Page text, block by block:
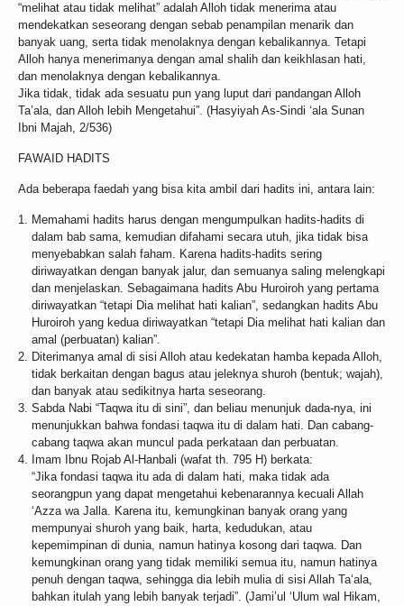
“melihat atau tidak melihat” adalah Alloh tidak menerima atau
mendekatkan seseorang dengan sebab penampilan menarik dan
banyak uang, serta tidak menolaknya dengan kebalikannya. Tetapi
Alloh hanya menerimanya dengan amal shalih dan keikhlasan hati,
dan menolaknya dengan kebalikannya.
Jika tidak, tidak ada sesuatu pun yang luput dari pandangan Alloh
Ta’ala, dan Alloh lebih Mengetahui”. (Hasyiyah As-Sindi ‘ala Sunan
Ibni Majah, 2/536)
FAWAID HADITS
Ada beberapa faedah yang bisa kita ambil dari hadits ini, antara lain:
Memahami hadits harus dengan mengumpulkan hadits-hadits di
dalam bab sama, kemudian difahami secara utuh, jika tidak bisa
menyebabkan salah faham. Karena hadits-hadits sering
diriwayatkan dengan banyak jalur, dan semuanya saling melengkapi
dan menjelaskan. Sebagaimana hadits Abu Huroiroh yang pertama
diriwayatkan “tetapi Dia melihat hati kalian”, sedangkan hadits Abu
Huroiroh yang kedua diriwayatkan “tetapi Dia melihat hati kalian dan
amal (perbuatan) kalian”.
Diterimanya amal di sisi Alloh atau kedekatan hamba kepada Alloh,
tidak berkaitan dengan bagus atau jeleknya shuroh (bentuk; wajah),
dan banyak atau sedikitnya harta seseorang.
Sabda Nabi “Taqwa itu di sini”, dan beliau menunjuk dada-nya, ini
menunjukkan bahwa fondasi taqwa itu di dalam hati. Dan cabang-
cabang taqwa akan muncul pada perkataan dan perbuatan.
Imam Ibnu Rojab Al-Hanbali (wafat th. 795 H) berkata:
“Jika fondasi taqwa itu ada di dalam hati, maka tidak ada
seorangpun yang dapat mengetahui kebenarannya kecuali Allah
‘Azza wa Jalla. Karena itu, kemungkinan banyak orang yang
mempunyai shuroh yang baik, harta, kedudukan, atau
kepemimpinan di dunia, namun hatinya kosong dari taqwa. Dan
kemungkinan orang yang tidak memiliki semua itu, namun hatinya
penuh dengan taqwa, sehingga dia lebih mulia di sisi Allah Ta‘ala,
bahkan itulah yang lebih banyak terjadi”. (Jami’ul ‘Ulum wal Hikam,